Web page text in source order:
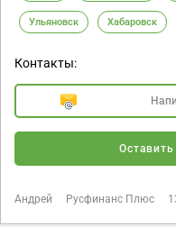
Ульяновск Хабаровск
Контакты:
Андрей Русфинанс Плюс